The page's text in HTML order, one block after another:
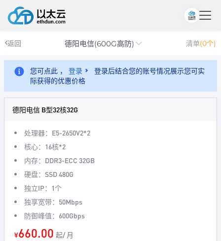
返回 德阳电信(600G高防) 清单(0个)
您可点此 ， 登录
登录后结合您的账号情况展示您可实
际获得的优惠价格
德阳电信 B型32核32G
处理器：E5-2650V2*2
核心：16核*2
内存：DDR3-ECC 32GB
硬盘：SSD 480G
独立IP：1个
独享宽带：50Mbps
防御峰值：600Gbps
¥660.00 起/ 月